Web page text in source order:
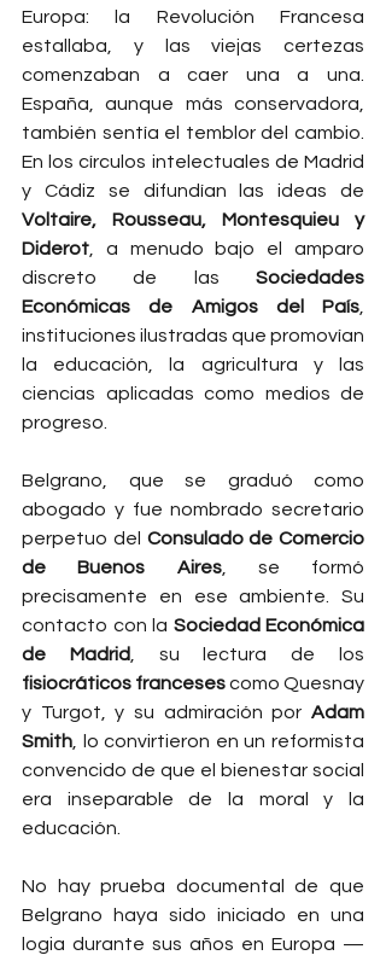
Europa: la Revolución Francesa
estallaba, y las viejas certezas
comenzaban a caer una a una.
España, aunque más conservadora,
también sentía el temblor del cambio.
En los círculos intelectuales de Madrid
Voltaire, Rousseau, Montesquieu y
Diderot , a menudo bajo el amparo
discreto de las Sociedades
Económicas de Amigos del País
instituciones ilustradas que promovían
la educación, la agricultura y las
ciencias aplicadas como medios de
progreso.
Belgrano, que se graduó como
abogado y fue nombrado secretario
perpetuo del Consulado de Comercio
de Buenos Aires, se formó
precisamente en ese ambiente. Su
contacto con la Sociedad Económica
de Madrid
fisiocráticos franceses como Quesnay
y Turgot, y su admiración por Adam
Smith , lo convirtieron en un reformista
convencido de que el bienestar social
era inseparable de la moral y la
educación.
No hay prueba documental de que
Belgrano haya sido iniciado en una
logia durante sus años en Europa —